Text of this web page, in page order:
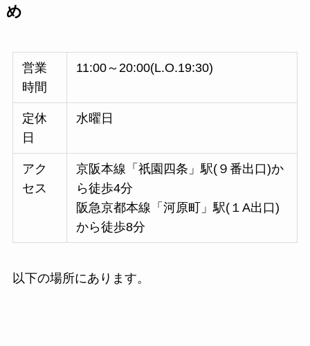
め
営業
時間
11:00～20:00(L.O.19:30)
定休
日
水曜日
アク
セス
京阪本線「祇園四条」駅(９番出口)か
ら徒歩4分
阪急京都本線「河原町」駅(１A出口)
から徒歩8分
以下の場所にあります。